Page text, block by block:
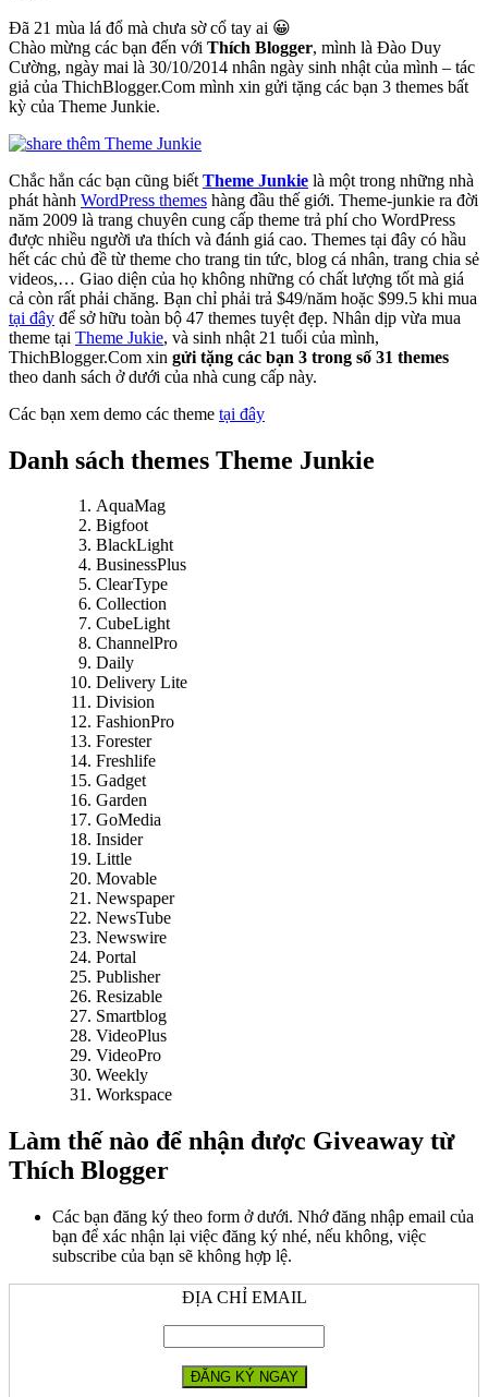
Đã 21 mùa lá đổ mà chưa sờ cổ tay ai 😀
Chào mừng các bạn đến với Thích Blogger, mình là Đào Duy
Cường, ngày mai là 30/10/2014 nhân ngày sinh nhật của mình – tác
giả của ThichBlogger.Com mình xin gửi tặng các bạn 3 themes bất
kỳ của Theme Junkie.
Chắc hẳn các bạn cũng biết Theme Junkie là một trong những nhà
phát hành WordPress themes hàng đầu thế giới. Theme-junkie ra đời
năm 2009 là trang chuyên cung cấp theme trả phí cho WordPress
được nhiều người ưa thích và đánh giá cao. Themes tại đây có hầu
hết các chủ đề từ theme cho trang tin tức, blog cá nhân, trang chia sẻ
videos,… Giao diện của họ không những có chất lượng tốt mà giá
cả còn rất phải chăng. Bạn chỉ phải trả $49/năm hoặc $99.5 khi mua
tại đây để sở hữu toàn bộ 47 themes tuyệt đẹp. Nhân dịp vừa mua
theme tại Theme Jukie, và sinh nhật 21 tuổi của mình,
ThichBlogger.Com xin gửi tặng các bạn 3 trong số 31 themes
theo danh sách ở dưới của nhà cung cấp này.
Các bạn xem demo các theme tại đây
Danh sách themes Theme Junkie
AquaMag
Bigfoot
BlackLight
BusinessPlus
ClearType
Collection
CubeLight
ChannelPro
Daily
Delivery Lite
Division
FashionPro
Forester
Freshlife
Gadget
Garden
GoMedia
Insider
Little
Movable
Newspaper
NewsTube
Newswire
Portal
Publisher
Resizable
Smartblog
VideoPlus
VideoPro
Weekly
Workspace
Làm thế nào để nhận được Giveaway từ
Thích Blogger
Các bạn đăng ký theo form ở dưới. Nhớ đăng nhập email của
bạn để xác nhận lại việc đăng ký nhé, nếu không, việc
subscribe của bạn sẽ không hợp lệ.
ĐỊA CHỈ EMAIL